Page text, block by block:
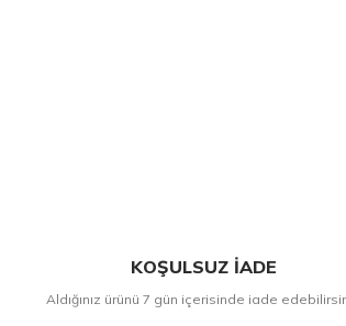
KOŞULSUZ İADE
Aldığınız ürünü 7 gün içerisinde iade